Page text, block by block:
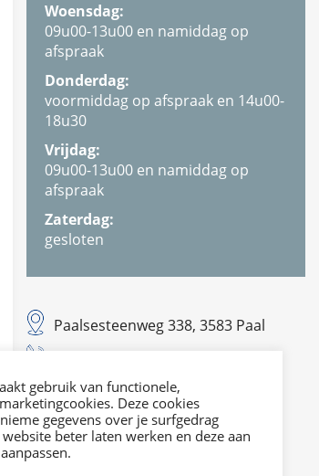
Woensdag:
09u00-13u00 en namiddag op
afspraak
Donderdag:
voormiddag op afspraak en 14u00-
18u30
Vrijdag:
09u00-13u00 en namiddag op
afspraak
Zaterdag:
gesloten
Paalsesteenweg 338, 3583 Paal
E. info@dvies.be
Mail ons
gebruik van functionele,
Deze cookies
gegevens over je surfgedrag
beter laten werken en deze aan